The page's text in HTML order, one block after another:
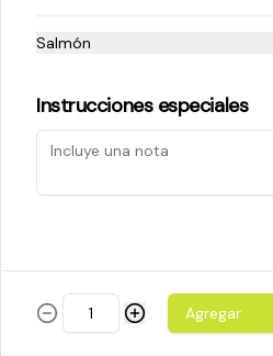
$5.200
$5.800
Salmón
Instrucciones especiales
Agregar